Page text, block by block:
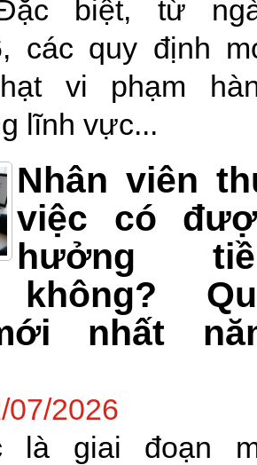
biệt, từ
các quy định
vi phạm
lĩnh vực...
Nhân viên
việc có
hưởng
nhất
07/2026
là giai đoạn